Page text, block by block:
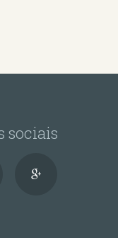
sociais